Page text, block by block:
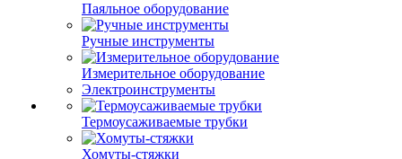
Паяльное оборудование
Ручные инструменты
Измерительное оборудование
Электроинструменты
Термоусаживаемые трубки
Хомуты-стяжки